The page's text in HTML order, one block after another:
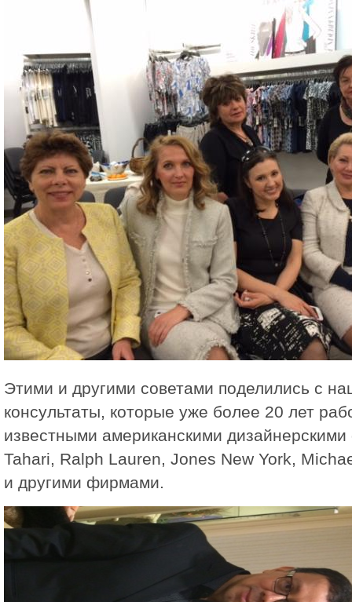
Этими и другими советами поделились с
консультаты, которые уже более 20 лет
известными американскими
Tahari, Ralph Lauren, Jones New York,
и другими фирмами.